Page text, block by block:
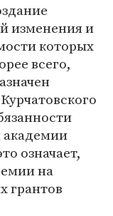
изменения и
которых
всего,
академии
означает,
на
грантов